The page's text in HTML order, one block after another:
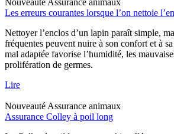
Les erreurs courantes lorsque l’on nettoie
Nettoyer l’enclos d’un lapin paraît simple,
fréquentes peuvent nuire à son confort et à
mal adaptée favorise l’humidité, les
prolifération de germes.
Lire
Nouveauté Assurance animaux
Assurance Colley à poil long